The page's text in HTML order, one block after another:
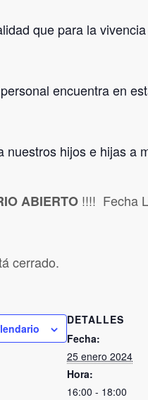
que para la
encuentra en
nuestros hijos e hijas a
ABIERTO !!!! Fecha
cerrado.
DETALLES
Fecha:
25 enero 2024
Hora:
16:00 - 18:00